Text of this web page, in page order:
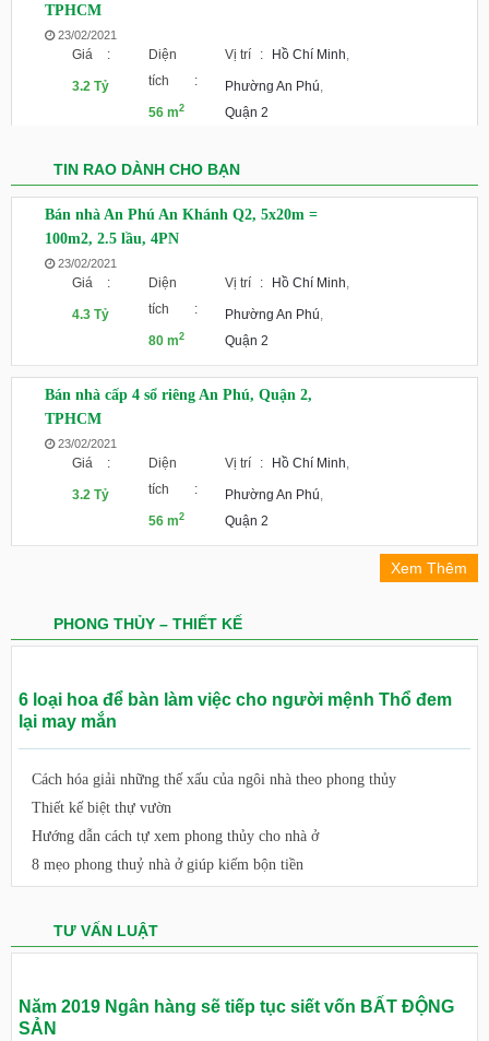
TPHCM
23/02/2021
Giá :
3.2 Tỷ
Diện
tích
:
56 m2
Vị trí : Hồ Chí Minh
Phường An Phú
Quận 2
TIN RAO DÀNH CHO BẠN
Bán nhà An Phú An Khánh Q2, 5x20m =
100m2, 2.5 lầu, 4PN
23/02/2021
Giá :
4.3 Tỷ
Diện
tích
:
80 m2
Vị trí : Hồ Chí Minh
Phường An Phú
Quận 2
Bán nhà cấp 4 sổ riêng An Phú, Quận 2,
TPHCM
23/02/2021
Giá :
3.2 Tỷ
Diện
tích
:
56 m2
Vị trí : Hồ Chí Minh
Phường An Phú
Quận 2
Xem Thêm
PHONG THỦY – THIẾT KẾ
6 loại hoa để bàn làm việc cho người mệnh Thổ đem
lại may mắn
Cách hóa giải những thế xấu của ngôi nhà theo phong thủy
Thiết kế biệt thự vườn
Hướng dẫn cách tự xem phong thủy cho nhà ở
8 mẹo phong thuỷ nhà ở giúp kiếm bộn tiền
TƯ VẤN LUẬT
Năm 2019 Ngân hàng sẽ tiếp tục siết vốn BẤT ĐỘNG
SẢN